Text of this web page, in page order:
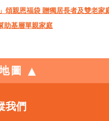
頌親恩福袋 贈獨居長者及雙老家
助基層單親家庭
圖
我們